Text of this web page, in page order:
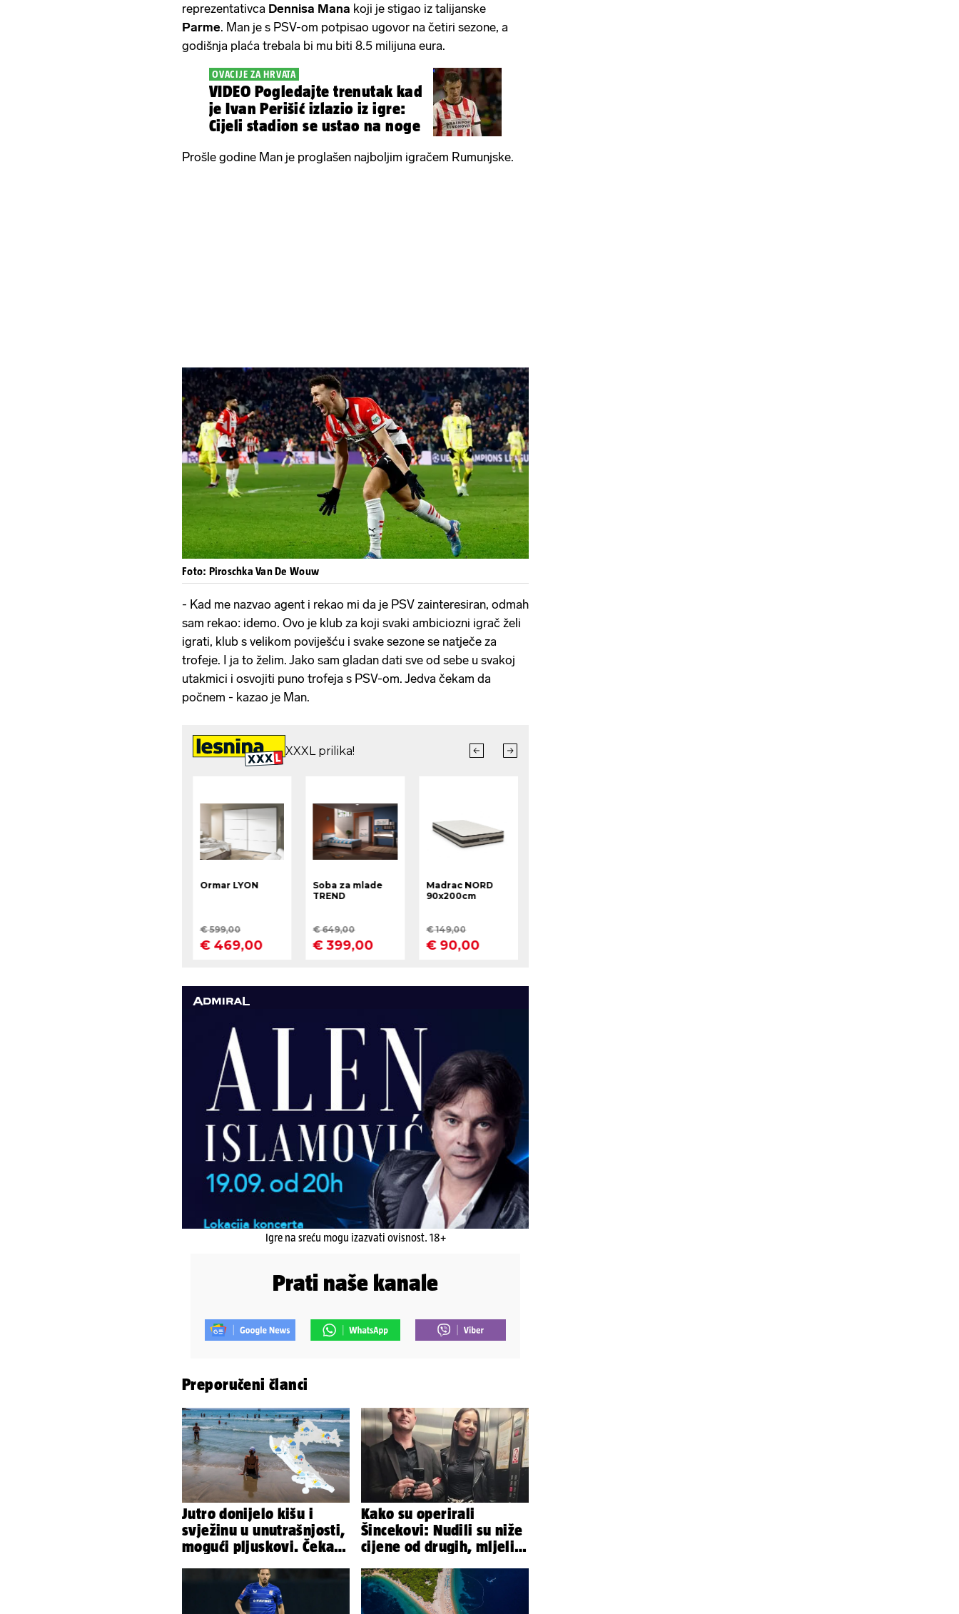
reprezentativca Dennisa Mana koji je stigao iz talijanske
Parme. Man je s PSV-om potpisao ugovor na četiri sezone, a
godišnja plaća trebala bi mu biti 8.5 milijuna eura.
OVACIJE ZA HRVATA
VIDEO Pogledajte trenutak kad
je Ivan Perišić izlazio iz igre:
Cijeli stadion se ustao na noge
Prošle godine Man je proglašen najboljim igračem Rumunjske.
Foto: Piroschka Van De Wouw
- Kad me nazvao agent i rekao mi da je PSV zainteresiran, odmah
sam rekao: idemo. Ovo je klub za koji svaki ambiciozni igrač želi
igrati, klub s velikom poviješću i svake sezone se natječe za
trofeje. I ja to želim. Jako sam gladan dati sve od sebe u svakoj
utakmici i osvojiti puno trofeja s PSV-om. Jedva čekam da
počnem - kazao je Man.
Igre na sreću mogu izazvati ovisnost. 18+
Prati naše kanale
Preporučeni članci
Jutro donijelo kišu i
svježinu u unutrašnjosti,
mogući pljuskovi. Čeka
36
Kako su operirali
Šincekovi: Nudili su niže
cijene od drugih, mljeli